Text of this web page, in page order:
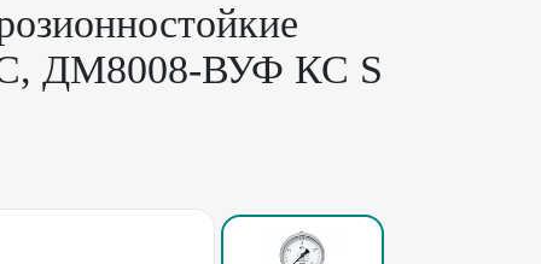
ДМ8008-ВУФ КС S